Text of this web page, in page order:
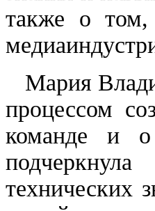
также о
Мария
процессом
команде и
технических